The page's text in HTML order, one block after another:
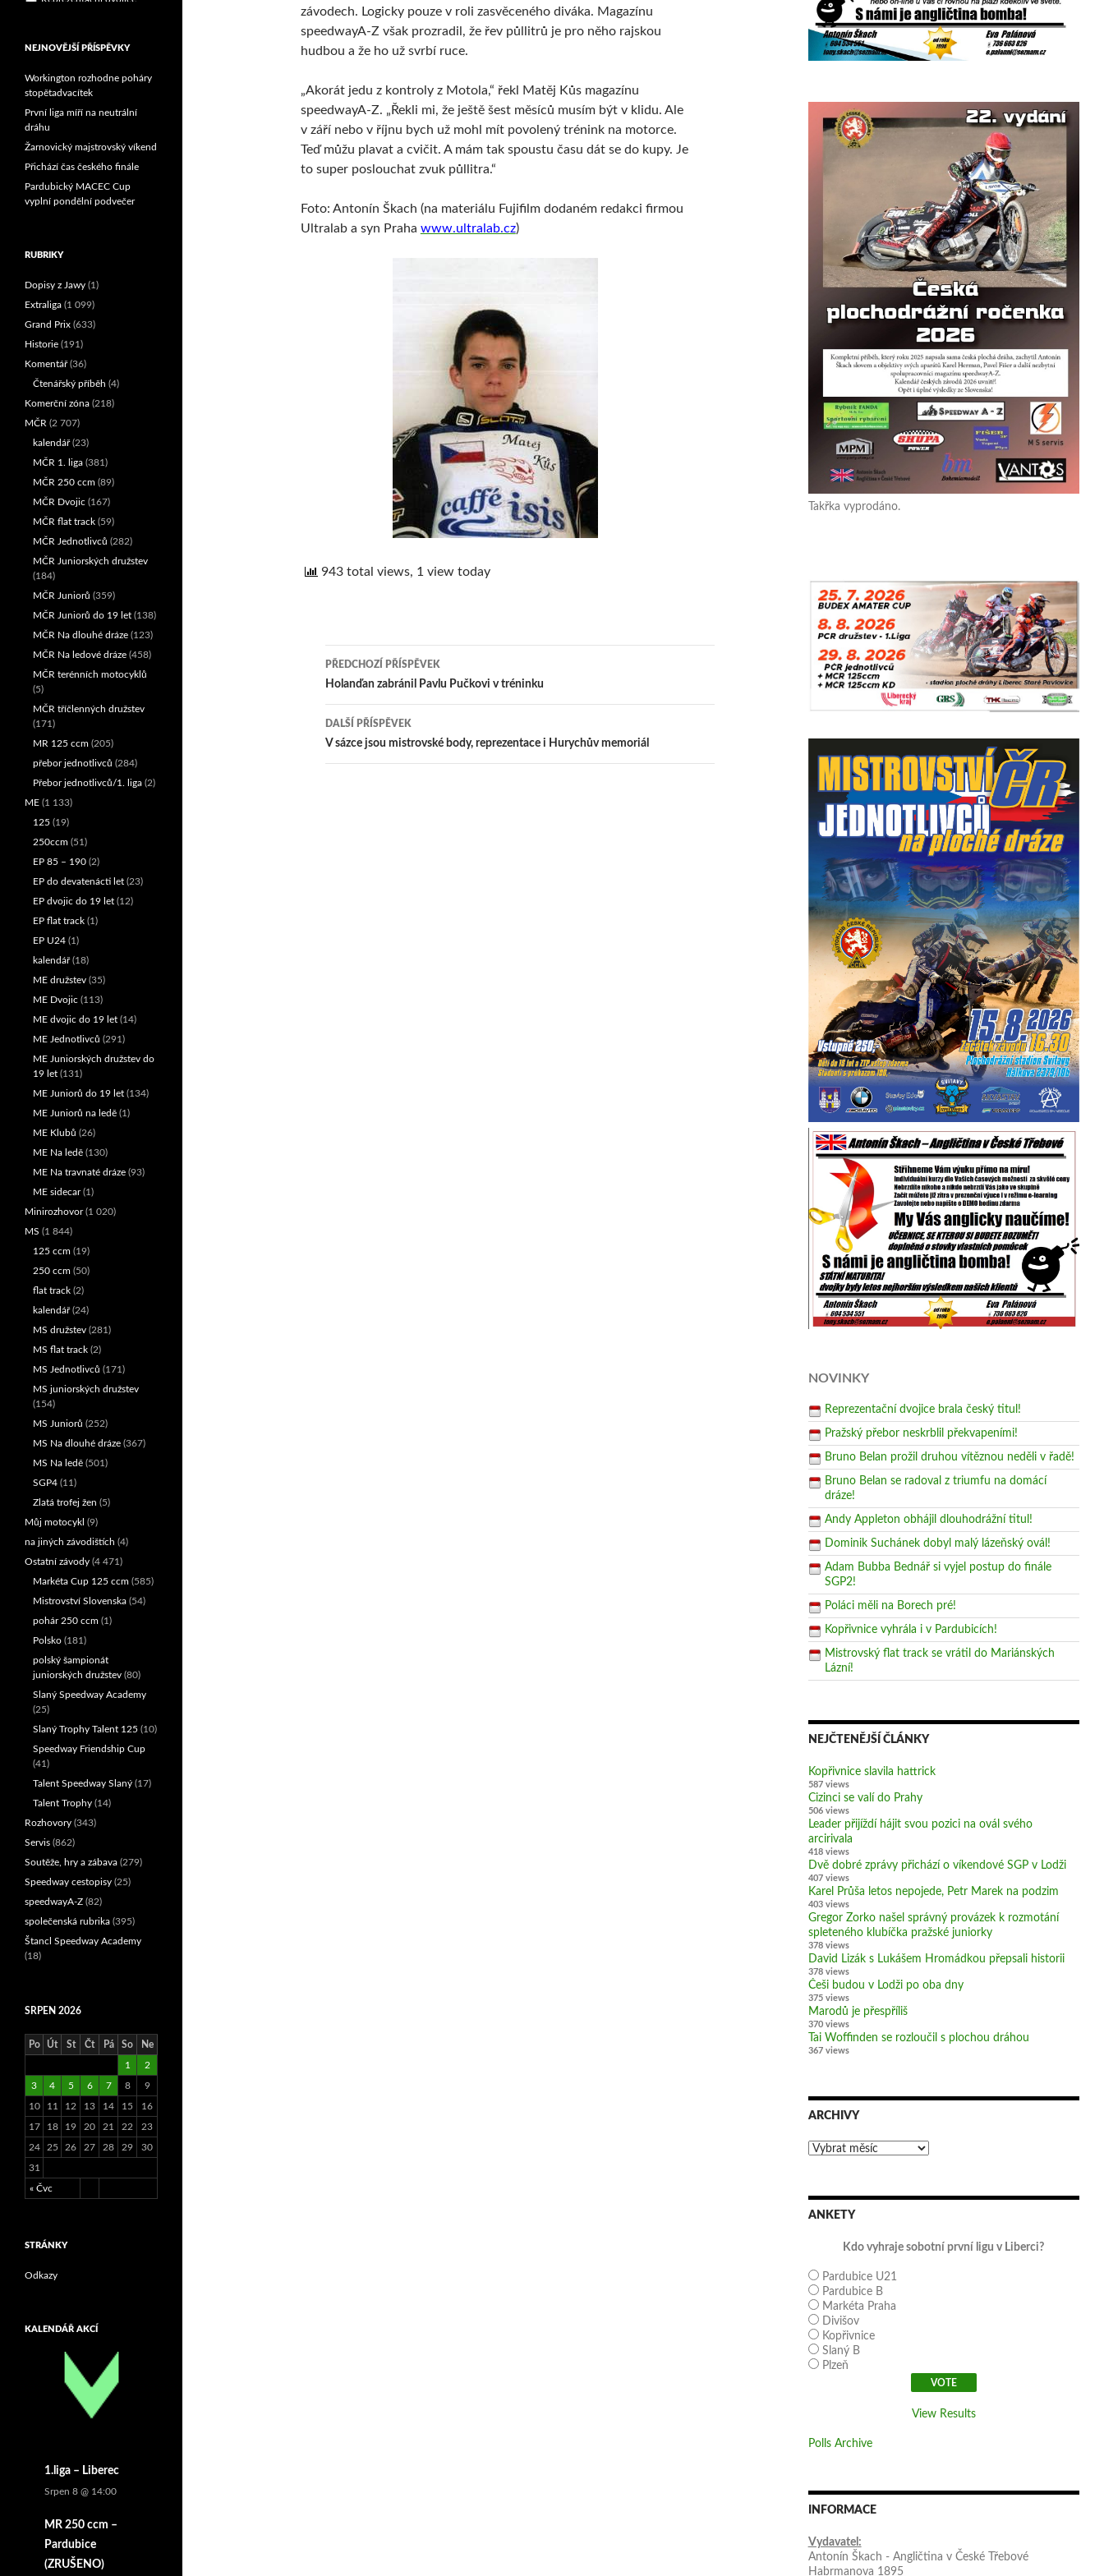
závodech. Logicky pouze v roli zasvěceného diváka. Magazínu
speedwayA-Z však prozradil, že řev půllitrů je pro něho rajskou
hudbou a že ho už svrbí ruce.
„Akorát jedu z kontroly z Motola,“ řekl Matěj Kůs magazínu
speedwayA-Z. „Řekli mi, že ještě šest měsíců musím být v klidu. Ale
v září nebo v říjnu bych už mohl mít povolený trénink na motorce.
Teď můžu plavat a cvičit. A mám tak spoustu času dát se do kupy. Je
to super poslouchat zvuk půllitra.“
Foto: Antonín Škach (na materiálu Fujifilm dodaném redakci firmou
Ultralab a syn Praha www.ultralab.cz)
943 total views, 1 view today
Navigace
pro
příspěvek
PŘEDCHOZÍ PŘÍSPĚVEK
Holanďan zabránil Pavlu Pučkovi v tréninku
DALŠÍ PŘÍSPĚVEK
V sázce jsou mistrovské body, reprezentace i Hurychův memoriál
Takřka vyprodáno.
NOVINKY
Reprezentační dvojice brala český titul!
Pražský přebor neskrblil překvapeními!
Bruno Belan prožil druhou vítěznou neděli v řadě!
Bruno Belan se radoval z triumfu na domácí
dráze!
Andy Appleton obhájil dlouhodrážní titul!
Dominik Suchánek dobyl malý lázeňský ovál!
Adam Bubba Bednář si vyjel postup do finále
SGP2!
Poláci měli na Borech pré!
Kopřivnice vyhrála i v Pardubicích!
Mistrovský flat track se vrátil do Mariánských
Lázní!
NEJČTENĚJŠÍ ČLÁNKY
Kopřivnice slavila hattrick
587 views
Cizinci se valí do Prahy
506 views
Leader přijíždí hájit svou pozici na ovál svého
arcirivala
418 views
Dvě dobré zprávy přichází o víkendové SGP v Lodži
407 views
Karel Průša letos nepojede, Petr Marek na podzim
403 views
Gregor Zorko našel správný provázek k rozmotání
spleteného klubíčka pražské juniorky
378 views
David Lizák s Lukášem Hromádkou přepsali historii
378 views
Češi budou v Lodži po oba dny
375 views
Marodů je přespříliš
370 views
Tai Woffinden se rozloučil s plochou dráhou
367 views
ARCHIVY
Archivy
ANKETY
Kdo vyhraje sobotní první ligu v Liberci?
Pardubice U21
Pardubice B
Markéta Praha
Divišov
Kopřivnice
Slaný B
Plzeň
View Results
Polls Archive
INFORMACE
Vydavatel:
Antonín Škach - Angličtina v České Třebové
Habrmanova 1895
NEJNOVĚJŠÍ PŘÍSPĚVKY
Workington rozhodne poháry
stopětadvacítek
První liga míří na neutrální
dráhu
Žarnovický majstrovský víkend
Přichází čas českého finále
Pardubický MACEC Cup
vyplní pondělní podvečer
RUBRIKY
Dopisy z Jawy (1)
Extraliga (1 099)
Grand Prix (633)
Historie (191)
Komentář(36)
Čtenářský příběh (4)
Komerční zóna (218)
MČR (2 707)
kalendář(23)
MČR 1. liga (381)
MČR 250 ccm (89)
MČR Dvojic (167)
MČR flat track (59)
MČR Jednotlivců (282)
MČR Juniorských družstev
(184)
MČR Juniorů (359)
MČR Juniorů do 19 let (138)
MČR Na dlouhé dráze (123)
MČR Na ledové dráze (458)
MČR terénních motocyklů
(5)
MČR tříčlenných družstev
(171)
MR 125 ccm (205)
přebor jednotlivců (284)
Přebor jednotlivců/1. liga (2)
ME (1 133)
125 (19)
250ccm (51)
EP 85 – 190 (2)
EP do devatenácti let (23)
EP dvojic do 19 let (12)
EP flat track (1)
EP U24 (1)
kalendář(18)
ME družstev (35)
ME Dvojic (113)
ME dvojic do 19 let (14)
ME Jednotlivců (291)
ME Juniorských družstev do
19 let (131)
ME Juniorů do 19 let (134)
ME Juniorů na ledě (1)
ME Klubů (26)
ME Na ledě (130)
ME Na travnaté dráze (93)
ME sidecar(1)
Minirozhovor(1 020)
MS (1 844)
125 ccm (19)
250 ccm (50)
flat track (2)
kalendář(24)
MS družstev (281)
MS flat track (2)
MS Jednotlivců (171)
MS juniorských družstev
(154)
MS Juniorů (252)
MS Na dlouhé dráze (367)
MS Na ledě (501)
SGP4 (11)
Zlatá trofej žen (5)
Můj motocykl (9)
na jiných závodištích (4)
Ostatní závody (4 471)
Markéta Cup 125 ccm (585)
Mistrovství Slovenska (54)
pohár 250 ccm (1)
Polsko (181)
polský šampionát
juniorských družstev (80)
Slaný Speedway Academy
(25)
Slaný Trophy Talent 125 (10)
Speedway Friendship Cup
(41)
Talent Speedway Slaný (17)
Talent Trophy (14)
Rozhovory (343)
Servis (862)
Soutěže, hry a zábava (279)
Speedway cestopisy (25)
speedwayA-Z (82)
společenská rubrika (395)
Štancl Speedway Academy
(18)
SRPEN 2026
Po Út St Čt Pá So Ne
« Čvc
1 2
3 4 5 6 7 8 9
10 11 12 13 14 15 16
17 18 19 20 21 22 23
24 25 26 27 28 29 30
31
STRÁNKY
Odkazy
KALENDÁŘ AKCÍ
1.liga – Liberec
Srpen 8 @ 14:00
MR 250 ccm –
Pardubice
(ZRUŠENO)